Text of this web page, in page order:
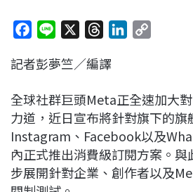
c
b
o
o
k
n
r
a
d
s
e
d
I
n
L
n
k
記者彭夢竺／編譯
全球社群巨頭Meta正全速加大
力道，近日宣布將針對旗下的旗
Instagram、Facebook以及
內正式推出消費級訂閱方案。
步展開針對企業、創作者以及